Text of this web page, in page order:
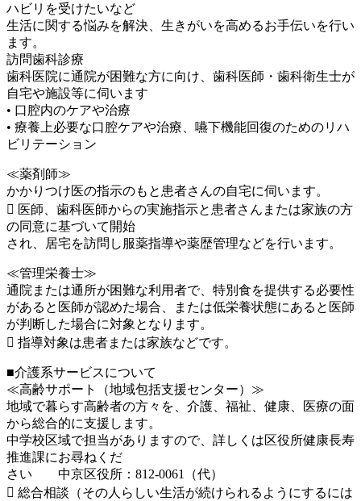
ハビリを受けたいなど
生活に関する悩みを解決、生きがいを高めるお手伝いを行い
ます。
訪問歯科診療
歯科医院に通院が困難な方に向け、歯科医師・歯科衛生士が
自宅や施設等に伺います
• 口腔内のケアや治療
• 療養上必要な口腔ケアや治療、嚥下機能回復のためのリハ
ビリテーション
≪薬剤師≫
かかりつけ医の指示のもと患者さんの自宅に伺います。
 医師、歯科医師からの実施指示と患者さんまたは家族の方
の同意に基づいて開始
され、居宅を訪問し服薬指導や薬歴管理などを行います。
≪管理栄養士≫
通院または通所が困難な利用者で、特別食を提供する必要性
があると医師が認めた場合、または低栄養状態にあると医師
が判断した場合に対象となります。
 指導対象は患者または家族などです。
■介護系サービスについて
≪高齢サポート（地域包括支援センター）≫
地域で暮らす高齢者の方々を、介護、福祉、健康、医療の面
から総合的に支援します。
中学校区域で担当がありますので、詳しくは区役所健康長寿
推進課にお尋ねくだ
さい 中京区役所：812-0061（代）
 総合相談（その人らしい生活が続けられるようにするには